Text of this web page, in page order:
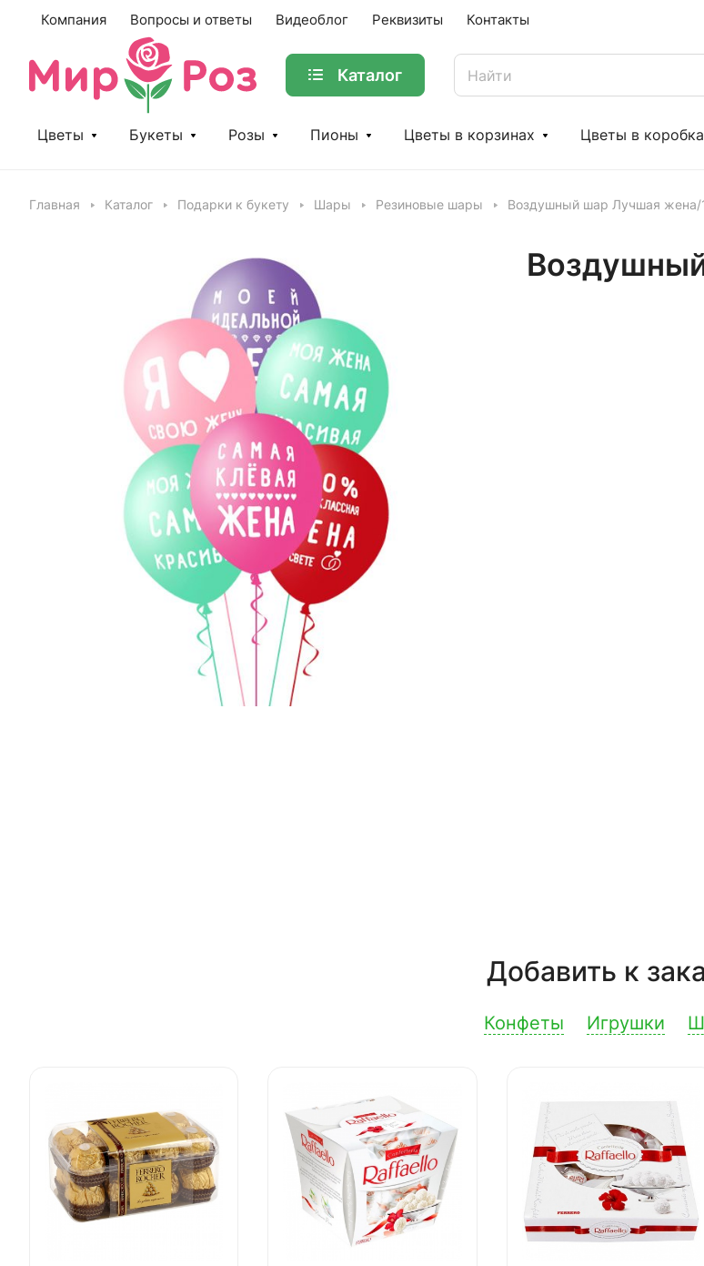
Компания Вопросы и ответы Видеоблог Реквизиты Контакты
Каталог
Цветы Букеты Розы Пионы Цветы в корзинах Цветы в
Главная Каталог Подарки к букету Шары Резиновые шары Воздушный шар Лучшая жена/
Добавить к
Конфеты Игрушки